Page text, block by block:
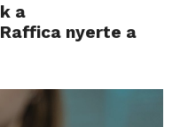
a
nyerte a